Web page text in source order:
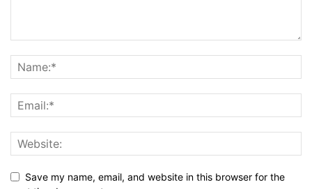
Save my name, email, and website in this browser for the